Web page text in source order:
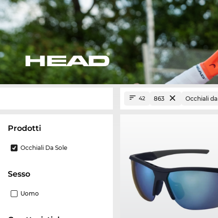
Prodotti
Occhiali Da Sole
Sesso
Uomo
42 863 Occhiali